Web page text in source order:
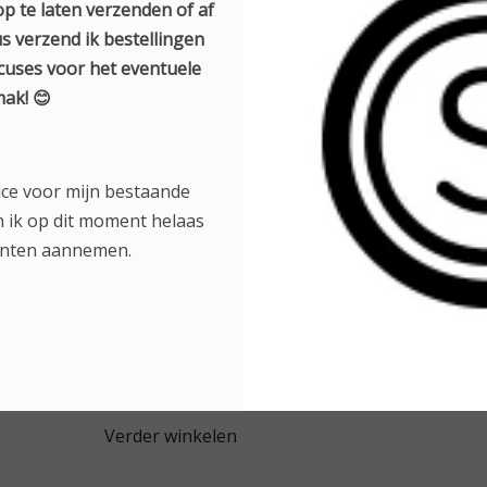
dan een nachtje in de vriezer.
hij het vaak weer :-).
navullen. Daarna kan het zijn dat
soepel meer werkt. Dan kun je
in plaats van alleen een refill.
Verder winkelen
te laten verzenden of af
verzend ik bestellingen
voor het eventuele
😊
voor mijn bestaande
op dit moment helaas
aannemen.